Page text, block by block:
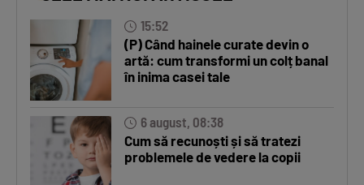
15:52
(P) Când hainele curate devin o
artă: cum transformi un colț banal
în inima casei tale
6 august, 08:38
Cum să recunoști și să tratezi
problemele de vedere la copii